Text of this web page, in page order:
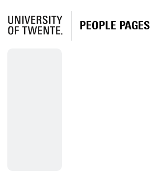
PEOPLE PAGES